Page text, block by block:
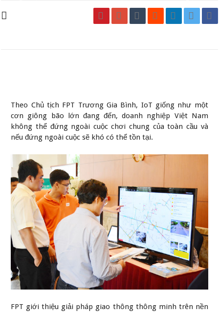
Theo Chủ tịch FPT Trương Gia Bình, IoT giống như một
cơn giông bão lớn đang đến, doanh nghiệp Việt Nam
không thể đứng ngoài cuộc chơi chung của toàn cầu và
nếu đứng ngoài cuộc sẽ khó có thể tồn tại.
FPT giới thiệu giải pháp giao thông thông minh trên nền